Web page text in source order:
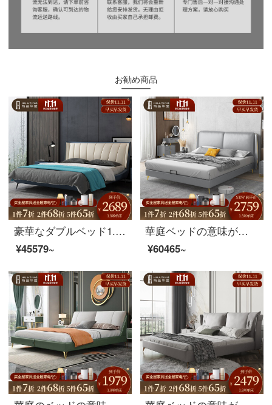
お勧め商品
豪華なダブルベッド1.5メートルの近代的なシンプルなスタイルのメインベッドと北欧の小型ベッド1.8メートルのベッドシーツとベッドのヘッドセット*2 180*200 cm
¥45579~
華庭ベッドの意味があります。主なベッドルームは近代的でシンプルなダブルベッドです。北欧の1.8メートルのシングルベッド家具です。1.8シングルベッド+ラテックスベッド+マットレス+マットレス*2
¥60465~